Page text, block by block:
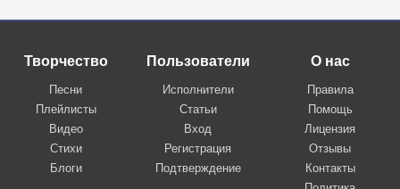
Творчество
Песни
Плейлисты
Видео
Стихи
Блоги
Пользователи
Исполнители
Статьи
Вход
Регистрация
Подтверждение
О нас
Правила
Помощь
Лицензия
Отзывы
Контакты